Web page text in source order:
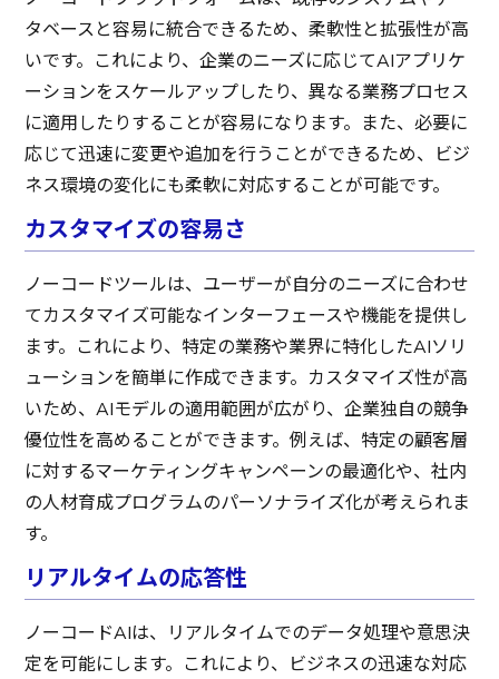
タベースと容易に統合できるため、柔軟性と拡張性が高
いです。これにより、企業のニーズに応じてAIアプリケ
ーションをスケールアップしたり、異なる業務プロセス
に適用したりすることが容易になります。また、必要に
応じて迅速に変更や追加を行うことができるため、ビジ
ネス環境の変化にも柔軟に対応することが可能です。
カスタマイズの容易さ
ノーコードツールは、ユーザーが自分のニーズに合わせ
てカスタマイズ可能なインターフェースや機能を提供し
ます。これにより、特定の業務や業界に特化したAIソリ
ューションを簡単に作成できます。カスタマイズ性が高
いため、AIモデルの適用範囲が広がり、企業独自の競争
優位性を高めることができます。例えば、特定の顧客層
に対するマーケティングキャンペーンの最適化や、社内
の人材育成プログラムのパーソナライズ化が考えられま
す。
リアルタイムの応答性
ノーコードAIは、リアルタイムでのデータ処理や意思決
定を可能にします。これにより、ビジネスの迅速な対応